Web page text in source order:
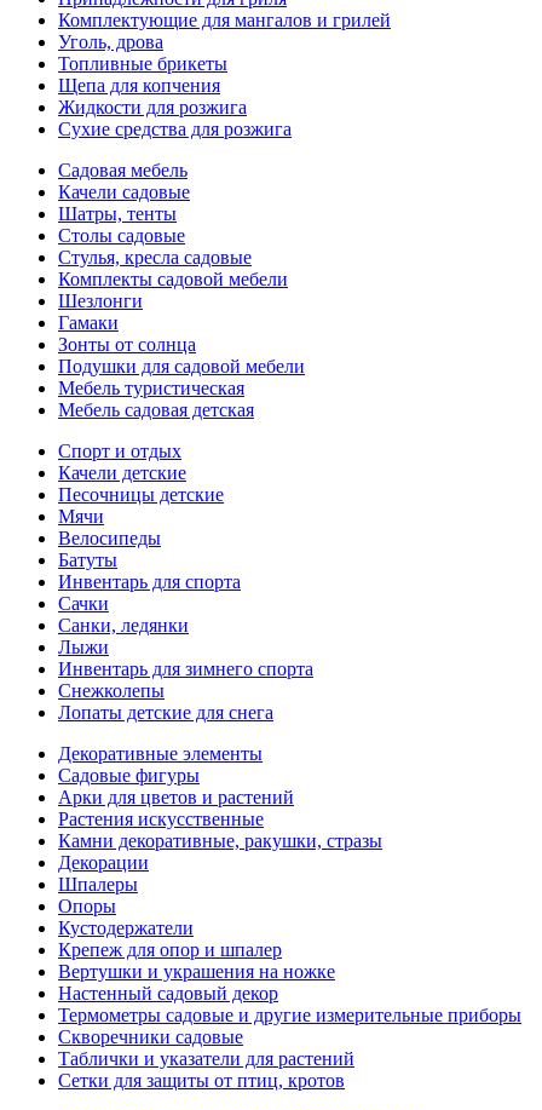
Комплектующие для мангалов и грилей
Уголь, дрова
Топливные брикеты
Щепа для копчения
Жидкости для розжига
Сухие средства для розжига
Садовая мебель
Качели садовые
Шатры, тенты
Столы садовые
Стулья, кресла садовые
Комплекты садовой мебели
Шезлонги
Гамаки
Зонты от солнца
Подушки для садовой мебели
Мебель туристическая
Мебель садовая детская
Спорт и отдых
Качели детские
Песочницы детские
Мячи
Велосипеды
Батуты
Инвентарь для спорта
Сачки
Санки, ледянки
Лыжи
Инвентарь для зимнего спорта
Снежколепы
Лопаты детские для снега
Декоративные элементы
Садовые фигуры
Арки для цветов и растений
Растения искусственные
Камни декоративные, ракушки, стразы
Декорации
Шпалеры
Опоры
Кустодержатели
Крепеж для опор и шпалер
Вертушки и украшения на ножке
Настенный садовый декор
Термометры садовые и другие измерительные приборы
Скворечники садовые
Таблички и указатели для растений
Сетки для защиты от птиц, кротов